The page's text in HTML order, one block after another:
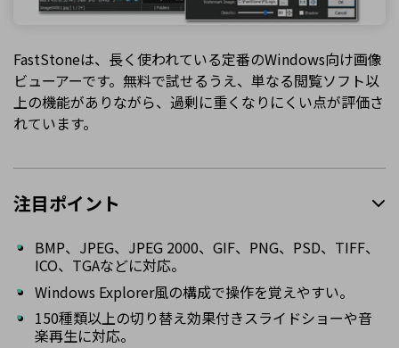
FastStoneは、長く使われている定番のWindows向け画像
ビューアーです。無料で試せるうえ、単なる閲覧ソフト以
上の機能がありながら、過剰に重くなりにくい点が評価さ
れています。
注目ポイント
BMP、JPEG、JPEG 2000、GIF、PNG、PSD、TIFF、
ICO、TGAなどに対応。
Windows Explorer風の構成で操作を覚えやすい。
150種類以上の切り替え効果付きスライドショーや音
楽再生に対応。